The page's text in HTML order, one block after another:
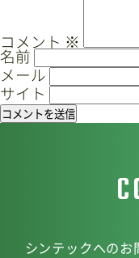
シンテック
ョ
ン
コメント ※
名前
メール
サイト
シンテックへの